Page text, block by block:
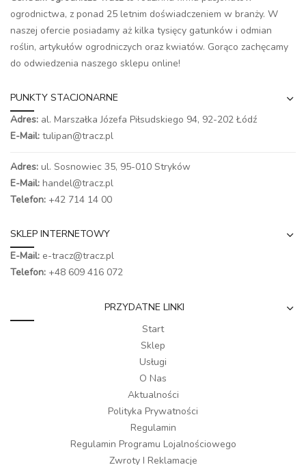
ogrodnictwa, z ponad 25 letnim doświadczeniem w branży. W
naszej ofercie posiadamy aż kilka tysięcy gatunków i odmian
roślin, artykułów ogrodniczych oraz kwiatów. Gorąco zachęcamy
do odwiedzenia naszego sklepu online!
PUNKTY STACJONARNE
Adres: al. Marszałka Józefa Piłsudskiego 94, 92-202 Łódź
E-Mail: tulipan@tracz.pl
Adres: ul. Sosnowiec 35, 95-010 Stryków
E-Mail: handel@tracz.pl
Telefon: +42 714 14 00
SKLEP INTERNETOWY
E-Mail: e-tracz@tracz.pl
Telefon: +48 609 416 072
PRZYDATNE LINKI
Start
Sklep
Usługi
O Nas
Aktualności
Polityka Prywatności
Regulamin
Regulamin Programu Lojalnościowego
Zwroty I Reklamacje